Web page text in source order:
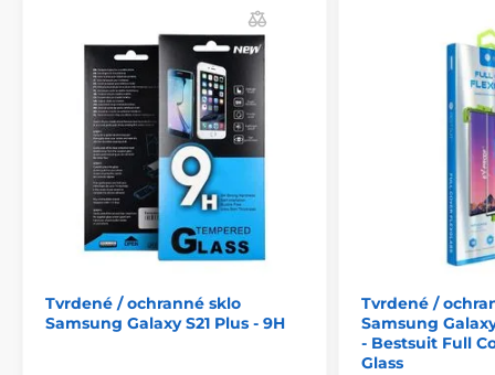
Tvrdené / ochranné sklo
Samsung Galaxy S21 Plus - 9H
Tvrdené /
Samsung
- Bestsuit Full
Glass